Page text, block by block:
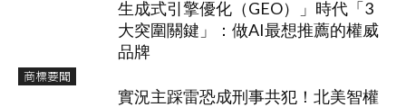
生成式引擎優化（GEO）」時代「3
大突圍關鍵」：做AI最想推薦的權威
品牌
商標要聞
實況主踩雷恐成刑事共犯！北美智權